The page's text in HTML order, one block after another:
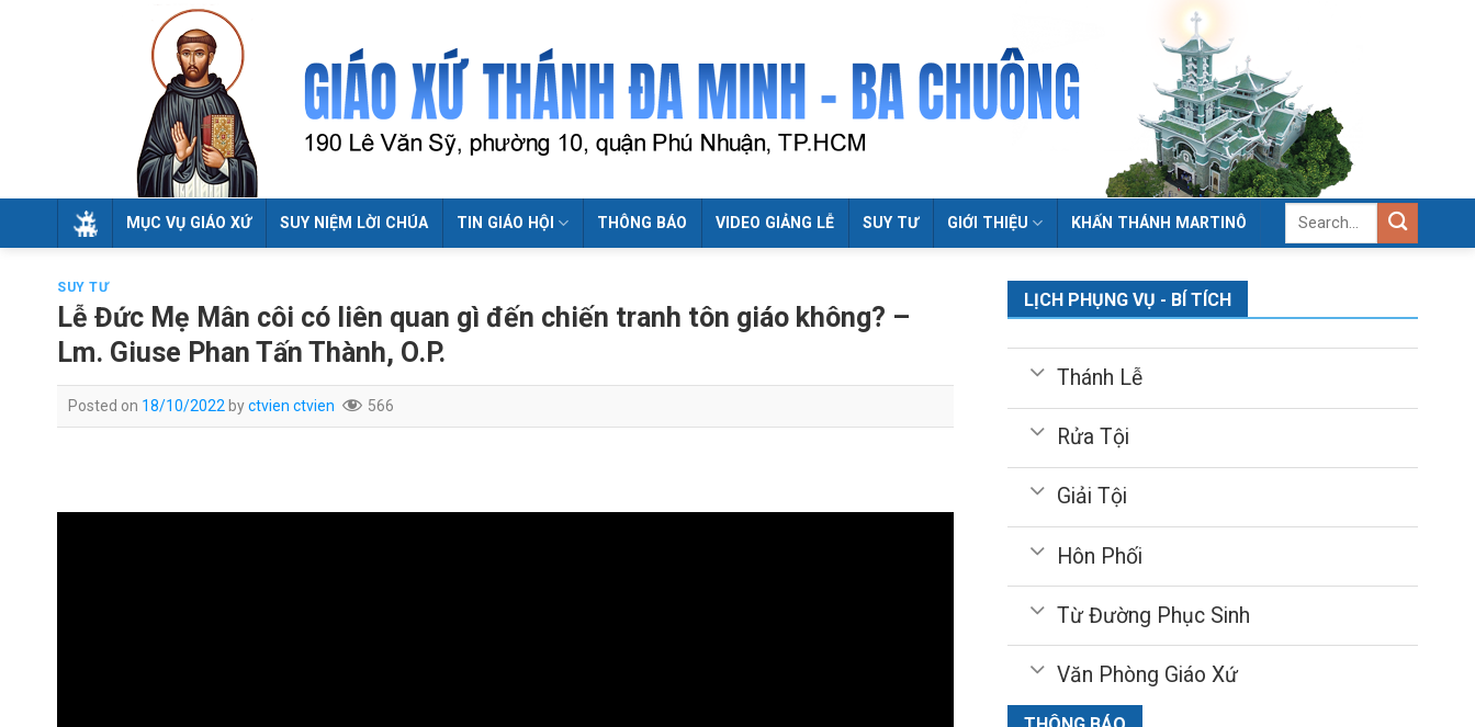
MỤC VỤ GIÁO XỨ SUY NIỆM LỜI CHÚA TIN GIÁO HỘI THÔNG BÁO VIDEO GIẢNG LỄ SUY TƯ GIỚI THIỆU KHẤN THÁNH MARTINÔ
SUY TƯ
Lễ Đức Mẹ Mân côi có liên quan gì đến chiến tranh tôn giáo không? –
Lm. Giuse Phan Tấn Thành, O.P.
Posted on 18/10/2022 byctvien ctvien 566
LỊCH PHỤNG VỤ - BÍ TÍCH
Thánh Lễ
Rửa Tội
Giải Tội
Hôn Phối
Từ Đường Phục Sinh
Văn Phòng Giáo Xứ